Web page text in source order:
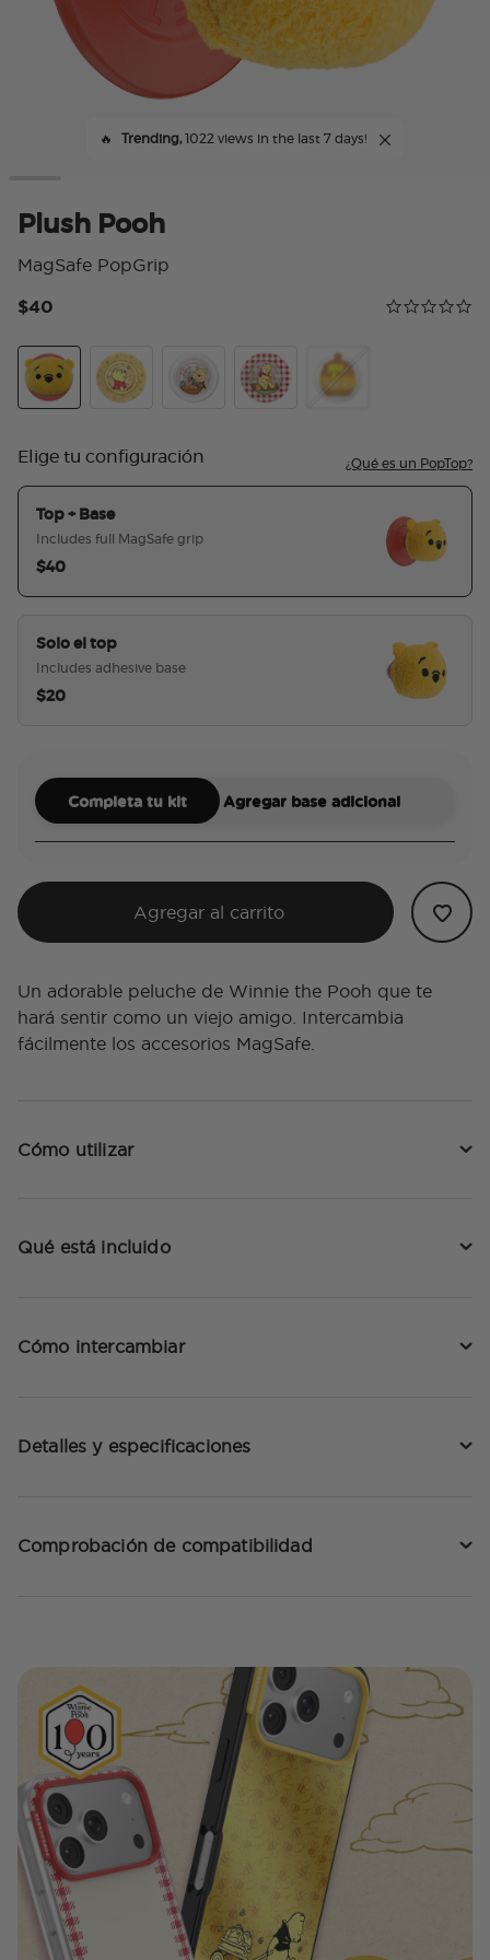
🔥 Trending,1022 views in the last 7 days!
Plush Pooh
MagSafe PopGrip
Calificación
0.0 star rating
$40
Elige tu configuración ¿Qué es un PopTop?
Top + Base
Includes full MagSafe grip
$40
Solo el top
Includes adhesive base
$20
Completa tu kit Agregar base adicional
Agregar al carrito
Un adorable peluche de Winnie the Pooh que te
hará sentir como un viejo amigo. Intercambia
fácilmente los accesorios MagSafe.
Cómo utilizar
Qué está incluido
Cómo intercambiar
Detalles y especificaciones
Comprobación de compatibilidad